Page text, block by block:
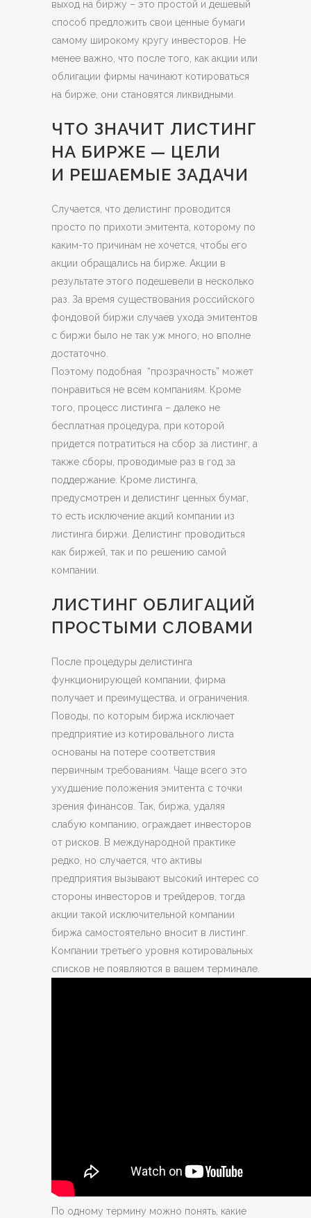
выход на биржу – это простой и дешевый
способ предложить свои ценные бумаги
самому широкому кругу инвесторов. Не
менее важно, что после того, как акции или
облигации фирмы начинают котироваться
на бирже, они становятся ликвидными.
ЧТО ЗНАЧИТ ЛИСТИНГ
НА БИРЖЕ — ЦЕЛИ
И РЕШАЕМЫЕ ЗАДАЧИ
Случается, что делистинг проводится
просто по прихоти эмитента, которому по
каким-то причинам не хочется, чтобы его
акции обращались на бирже. Акции в
результате этого подешевели в несколько
раз. За время существования российского
фондовой биржи случаев ухода эмитентов
с биржи было не так уж много, но вполне
достаточно.
Поэтому подобная “прозрачность” может
понравиться не всем компаниям. Кроме
того, процесс листинга – далеко не
бесплатная процедура, при которой
придется потратиться на сбор за листинг, а
также сборы, проводимые раз в год за
поддержание. Кроме листинга,
предусмотрен и делистинг ценных бумаг,
то есть исключение акций компании из
листинга биржи. Делистинг проводиться
как биржей, так и по решению самой
компании.
ЛИСТИНГ ОБЛИГАЦИЙ
ПРОСТЫМИ СЛОВАМИ
После процедуры делистинга
функционирующей компании, фирма
получает и преимущества, и ограничения.
Поводы, по которым биржа исключает
предприятие из котировального листа
основаны на потере соответствия
первичным требованиям. Чаще всего это
ухудшение положения эмитента с точки
зрения финансов. Так, биржа, удаляя
слабую компанию, ограждает инвесторов
от рисков. В международной практике
редко, но случается, что активы
предприятия вызывают высокий интерес со
стороны инвесторов и трейдеров, тогда
акции такой исключительной компании
биржа самостоятельно вносит в листинг.
Компании третьего уровня котировальных
списков не появляются в вашем терминале.
По одному термину можно понять, какие